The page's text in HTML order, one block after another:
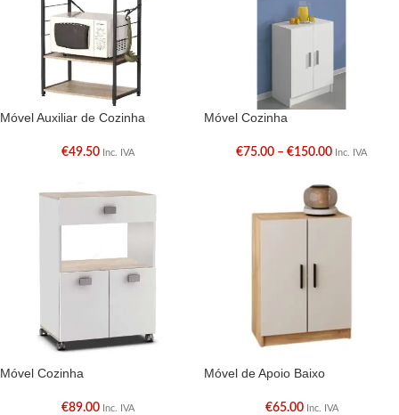
Móvel Auxiliar de Cozinha
€49.50 Inc. IVA
Móvel Cozinha
€75.00 – €150.00 Inc. IVA
Móvel Cozinha
€89.00 Inc. IVA
Móvel de Apoio Baixo
€65.00 Inc. IVA